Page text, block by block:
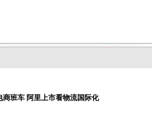
商班车 阿里上市看物流国际化